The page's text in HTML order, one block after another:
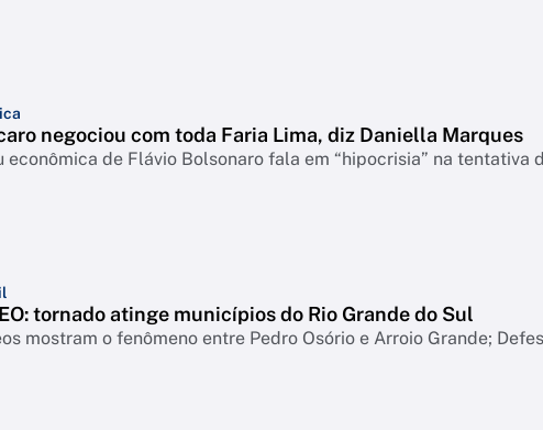
negociou com toda Faria Lima, diz Daniella Marques
econômica de Flávio Bolsonaro fala em “hipocrisia” na tentativa
tornado atinge municípios do Rio Grande do Sul
mostram o fenômeno entre Pedro Osório e Arroio Grande;